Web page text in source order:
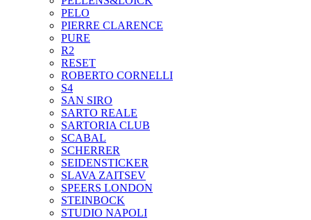
PELO
PIERRE CLARENCE
PURE
R2
RESET
ROBERTO CORNELLI
S4
SAN SIRO
SARTO REALE
SARTORIA CLUB
SCABAL
SCHERRER
SEIDENSTICKER
SLAVA ZAITSEV
SPEERS LONDON
STEINBOCK
STUDIO NAPOLI